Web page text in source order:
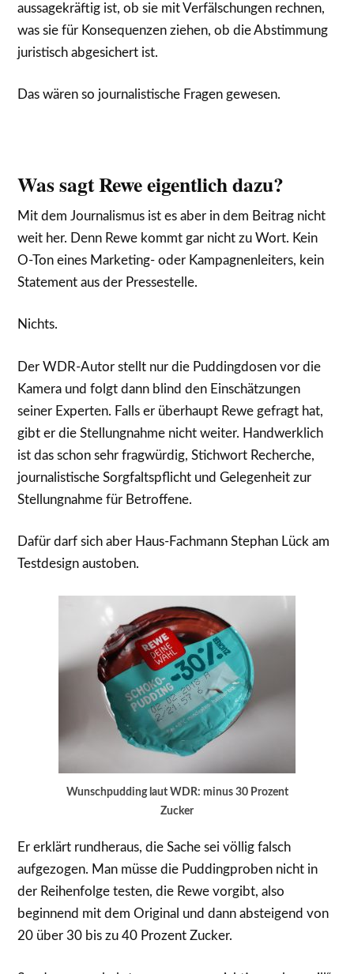
aussagekräftig ist, ob sie mit Verfälschungen rechnen,
was sie für Konsequenzen ziehen, ob die Abstimmung
juristisch abgesichert ist.
Das wären so journalistische Fragen gewesen.
Was sagt Rewe eigentlich dazu?
Mit dem Journalismus ist es aber in dem Beitrag nicht
weit her. Denn Rewe kommt gar nicht zu Wort. Kein
O-Ton eines Marketing- oder Kampagnenleiters, kein
Statement aus der Pressestelle.
Nichts.
Der WDR-Autor stellt nur die Puddingdosen vor die
Kamera und folgt dann blind den Einschätzungen
seiner Experten. Falls er überhaupt Rewe gefragt hat,
gibt er die Stellungnahme nicht weiter. Handwerklich
ist das schon sehr fragwürdig, Stichwort Recherche,
journalistische Sorgfaltspflicht und Gelegenheit zur
Stellungnahme für Betroffene.
Dafür darf sich aber Haus-Fachmann Stephan Lück am
Testdesign austoben.
Wunschpudding laut WDR: minus 30 Prozent
Zucker
Er erklärt rundheraus, die Sache sei völlig falsch
aufgezogen. Man müsse die Puddingproben nicht in
der Reihenfolge testen, die Rewe vorgibt, also
beginnend mit dem Original und dann absteigend von
20 über 30 bis zu 40 Prozent Zucker.